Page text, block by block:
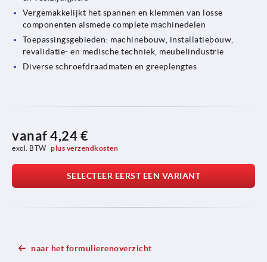
Vergemakkelijkt het spannen en klemmen van losse
componenten alsmede complete machinedelen
Toepassingsgebieden: machinebouw, installatiebouw,
revalidatie- en medische techniek, meubelindustrie
Diverse schroefdraadmaten en greeplengtes
vanaf 4,24 €
excl. BTW plus verzendkosten
SELECTEER EERST EEN VARIANT
naar het formulierenoverzicht